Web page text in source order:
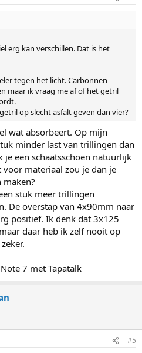
erg kan verschillen. Dat is het
tegen het licht. Carbonnen
maar ik vraag me af of het getril
op slecht asfalt geven dan vier?
wat absorbeert. Op mijn
minder last van trillingen dan
een schaatsschoen natuurlijk
materiaal zou je dan je
maken?
stuk meer trillingen
De overstap van 4x90mm naar
positief. Ik denk dat 3x125
daar heb ik zelf nooit op
7 met Tapatalk
#5